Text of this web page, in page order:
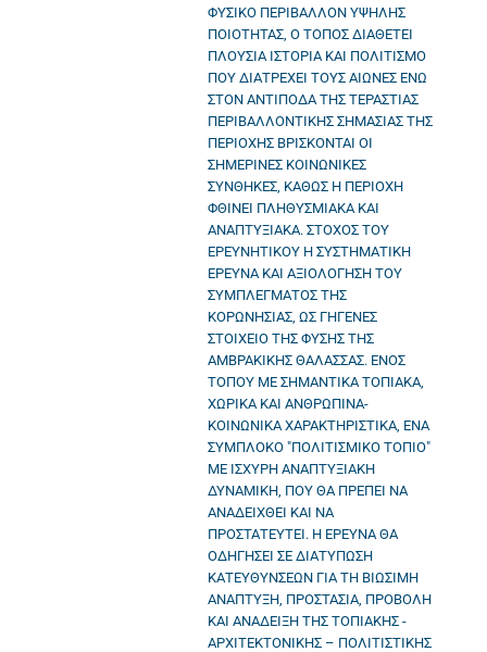
ΦΥΣΙΚΟ ΠΕΡΙΒΑΛΛΟΝ ΥΨΗΛΗΣ
ΠΟΙΟΤΗΤΑΣ, Ο ΤΟΠΟΣ ΔΙΑΘΕΤΕΙ
ΠΛΟΥΣΙΑ ΙΣΤΟΡΙΑ ΚΑΙ ΠΟΛΙΤΙΣΜΟ
ΠΟΥ ΔΙΑΤΡΕΧΕΙ ΤΟΥΣ ΑΙΩΝΕΣ ΕΝΩ
ΣΤΟΝ ΑΝΤΙΠΟΔΑ ΤΗΣ ΤΕΡΑΣΤΙΑΣ
ΠΕΡΙΒΑΛΛΟΝΤΙΚΗΣ ΣΗΜΑΣΙΑΣ ΤΗΣ
ΠΕΡΙΟΧΗΣ ΒΡΙΣΚΟΝΤΑΙ ΟΙ
ΣΗΜΕΡΙΝΕΣ ΚΟΙΝΩΝΙΚΕΣ
ΣΥΝΘΗΚΕΣ, ΚΑΘΩΣ Η ΠΕΡΙΟΧΗ
ΦΘΙΝΕΙ ΠΛΗΘΥΣΜΙΑΚΑ ΚΑΙ
ΑΝΑΠΤΥΞΙΑΚΑ. ΣΤΟΧΟΣ ΤΟΥ
ΕΡΕΥΝΗΤΙΚΟΥ Η ΣΥΣΤΗΜΑΤΙΚΗ
ΕΡΕΥΝΑ ΚΑΙ ΑΞΙΟΛΟΓΗΣΗ ΤΟΥ
ΣΥΜΠΛΕΓΜΑΤΟΣ ΤΗΣ
ΚΟΡΩΝΗΣΙΑΣ, ΩΣ ΓΗΓΕΝΕΣ
ΣΤΟΙΧΕΙΟ ΤΗΣ ΦΥΣΗΣ ΤΗΣ
ΑΜΒΡΑΚΙΚΗΣ ΘΑΛΑΣΣΑΣ. ΕΝΟΣ
ΤΟΠΟΥ ΜΕ ΣΗΜΑΝΤΙΚΑ ΤΟΠΙΑΚΑ,
ΧΩΡΙΚΑ ΚΑΙ ΑΝΘΡΩΠΙΝΑ-
ΚΟΙΝΩΝΙΚΑ ΧΑΡΑΚΤΗΡΙΣΤΙΚΑ, ΕΝΑ
ΣΥΜΠΛΟΚΟ ″ΠΟΛΙΤΙΣΜΙΚΟ ΤΟΠΙΟ″
ΜΕ ΙΣΧΥΡΗ ΑΝΑΠΤΥΞΙΑΚΗ
ΔΥΝΑΜΙΚΗ, ΠΟΥ ΘΑ ΠΡΕΠΕΙ ΝΑ
ΑΝΑΔΕΙΧΘΕΙ ΚΑΙ ΝΑ
ΠΡΟΣΤΑΤΕΥΤΕΙ. Η ΕΡΕΥΝΑ ΘΑ
ΟΔΗΓΗΣΕΙ ΣΕ ΔΙΑΤΥΠΩΣΗ
ΚΑΤΕΥΘΥΝΣΕΩΝ ΓΙΑ ΤΗ ΒΙΩΣΙΜΗ
ΑΝΑΠΤΥΞΗ, ΠΡΟΣΤΑΣΙΑ, ΠΡΟΒΟΛΗ
ΚΑΙ ΑΝΑΔΕΙΞΗ ΤΗΣ ΤΟΠΙΑΚΗΣ -
ΑΡΧΙΤΕΚΤΟΝΙΚΗΣ – ΠΟΛΙΤΙΣΤΙΚΗΣ